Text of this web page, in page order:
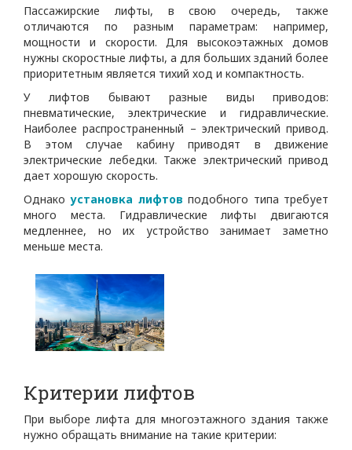
Пассажирские лифты, в свою очередь, также
отличаются по разным параметрам: например,
мощности и скорости. Для высокоэтажных домов
нужны скоростные лифты, а для больших зданий более
приоритетным является тихий ход и компактность.
У лифтов бывают разные виды приводов:
пневматические, электрические и гидравлические.
Наиболее распространенный – электрический привод.
В этом случае кабину приводят в движение
электрические лебедки. Также электрический привод
дает хорошую скорость.
Однакоустановка лифтов подобного типа требует
много места. Гидравлические лифты двигаются
медленнее, но их устройство занимает заметно
меньше места.
Критерии лифтов
При выборе лифта для многоэтажного здания также
нужно обращать внимание на такие критерии: